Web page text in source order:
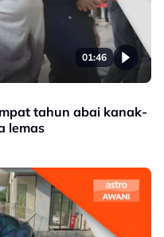
01:46
tahun abai kanak-
lemas